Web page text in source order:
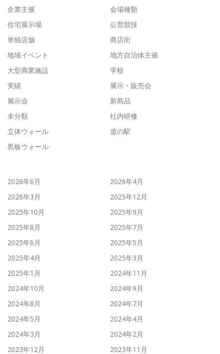
企業主催
会場種類
住宅展示場
公営競技
単独店舗
商店街
地域イベント
地方自治体主催
大型商業施設
学校
実績
展示・販売会
展示会
新商品
未分類
社内研修
立体ウォール
道の駅
黒板ウォール
2026年6月
2026年4月
2026年3月
2025年12月
2025年10月
2025年9月
2025年8月
2025年7月
2025年6月
2025年5月
2025年4月
2025年3月
2025年1月
2024年11月
2024年10月
2024年9月
2024年8月
2024年7月
2024年5月
2024年4月
2024年3月
2024年2月
2023年12月
2023年11月